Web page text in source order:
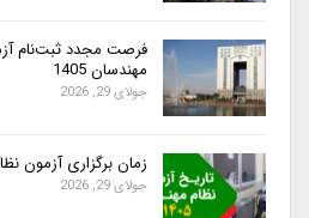
فرصت مجدد ثبت‌نام
مهندسان 1405
جولای 29, 2026
زمان برگزاری آزمون
جولای 29, 2026